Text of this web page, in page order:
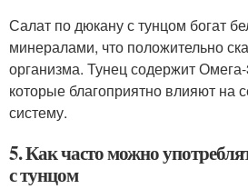
Салат по дюкану с тунцом богат
минералами, что положительно
организма. Тунец содержит
которые благоприятно влияют на
систему.
5. Как часто можно
с тунцом